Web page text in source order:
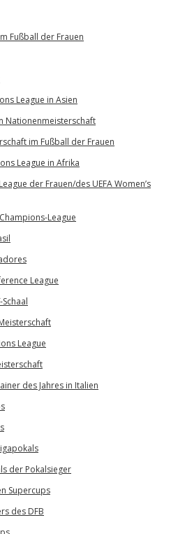
Fußball der Frauen
League in Asien
Nationenmeisterschaft
im Fußball der Frauen
League in Afrika
der Frauen/des UEFA Women’s
League
League
League
des Jahres in Italien
der Pokalsieger
Supercups
des DFB